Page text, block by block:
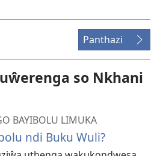
Panthazi
so Nkhani
BAYIBOLU LIMUKA
ndi Buku Wuli?